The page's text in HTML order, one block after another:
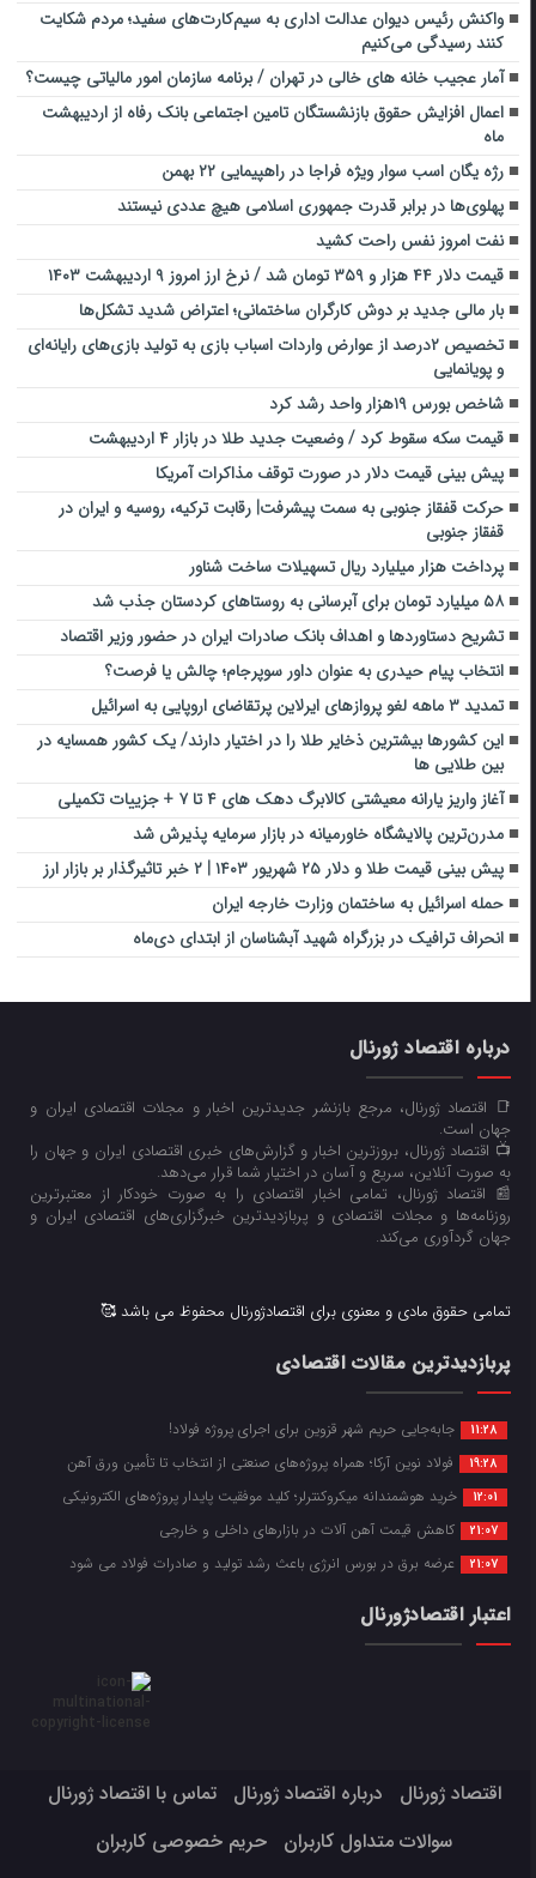
واکنش رئیس دیوان عدالت اداری به سیم‌کارت‌های سفید؛ مردم شکایت
کنند رسیدگی می‌کنیم
آمار عجیب خانه های خالی در تهران / برنامه سازمان امور مالیاتی چیست؟
اعمال افزایش حقوق بازنشستگان تامین اجتماعی بانک رفاه از اردیبهشت
ماه
رژه یگان اسب سوار ویژه فراجا در راهپیمایی ۲۲ بهمن
پهلوی‌ها در برابر قدرت جمهوری اسلامی هیچ عددی نیستند
نفت امروز نفس راحت کشید
قیمت دلار ۴۴ هزار و ۳۵۹ تومان شد / نرخ ارز امروز ۹ اردیبهشت ۱۴۰۳
بار مالی جدید بر دوش کارگران ساختمانی؛ اعتراض شدید تشکل‌ها
تخصیص ۲درصد از عوارض واردات اسباب بازی به تولید بازی‌های رایانه‌ای
و پویانمایی
شاخص بورس ۱۹هزار واحد رشد کرد
قیمت سکه سقوط کرد / وضعیت جدید طلا در بازار ۴ اردیبهشت
پیش بینی قیمت دلار در صورت توقف مذاکرات آمریکا
حرکت قفقاز جنوبی به سمت پیشرفت| رقابت ترکیه، روسیه و ایران در
قفقاز جنوبی
پرداخت هزار میلیارد ریال تسهیلات ساخت شناور
۵۸ میلیارد تومان برای آبرسانی به روستاهای کردستان جذب شد
تشریح دستاوردها و اهداف بانک صادرات ایران در حضور وزیر اقتصاد
انتخاب پیام حیدری به عنوان داور سوپرجام؛ چالش یا فرصت؟
تمدید ۳ ماهه لغو پروازهای ایرلاین پرتقاضای اروپایی به اسرائیل
این کشورها بیشترین ذخایر طلا را در اختیار دارند/ یک کشور همسایه در
بین طلایی ها
آغاز واریز یارانه معیشتی کالابرگ دهک های ۴ تا ۷ + جزییات تکمیلی
مدرن‌ترین پالایشگاه خاورمیانه در بازار سرمایه پذیرش شد
پیش‌ بینی قیمت طلا و دلار ۲۵ شهریور ۱۴۰۳ | ۲ خبر تاثیرگذار بر بازار ارز
حمله اسرائیل به ساختمان وزارت خارجه ایران
انحراف ترافیک در بزرگراه شهید آبشناسان از ابتدای دی‌ماه
درباره اقتصاد ژورنال
📑 اقتصاد ژورنال، مرجع بازنشر جدیدترین اخبار و مجلات اقتصادی ایران و
جهان است.
📺 اقتصاد ژورنال، بروزترین اخبار و گزارش‌های خبری اقتصادی ایران و جهان را
به صورت آنلاین، سریع و آسان در اختیار شما قرار می‌‌دهد.
📰 اقتصاد ژورنال، تمامی اخبار اقتصادی را به صورت خودکار از معتبرترین
روزنامه‌ها و مجلات اقتصادی و پربازدیدترین خبرگزاری‌های اقتصادی ایران و
جهان گردآوری می‌کند.
تمامی حقوق مادی و معنوی برای اقتصادژورنال محفوظ می باشد 🥰
پربازدیدترین مقالات اقتصادی
11:28 جابه‌جایی حریم شهر قزوین برای اجرای پروژه فولاد!
19:28 فولاد نوین آرکا؛ همراه پروژه‌های صنعتی از انتخاب تا تأمین ورق آهن
12:01 خرید هوشمندانه میکروکنترلر؛ کلید موفقیت پایدار پروژه‌های الکترونیکی
21:07 کاهش قیمت آهن آلات در بازارهای داخلی و خارجی
21:07 عرضه برق در بورس انرژی باعث رشد تولید و صادرات فولاد می شود
اعتبار اقتصادژورنال
اقتصاد ژورنال درباره اقتصاد ژورنال
تماس با اقتصاد ژورنال
سوالات متداول کاربران
حریم خصوصی کاربران